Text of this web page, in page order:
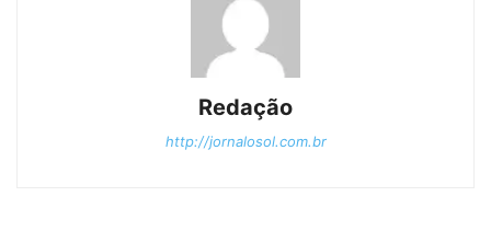
Redação
http://jornalosol.com.br